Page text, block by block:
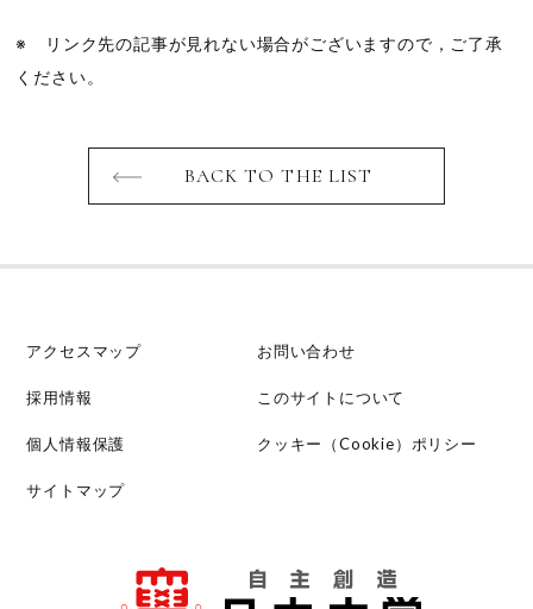
※ リンク先の記事が見れない場合がございますので，ご了承
ください。
BACK TO THE LIST
アクセスマップ お問い合わせ
採用情報 このサイトについて
個人情報保護 クッキー（Cookie）ポリシー
サイトマップ